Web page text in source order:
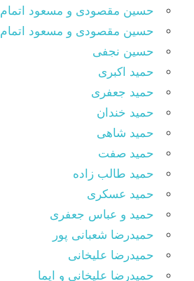
حسین مقصودى و مسعود اتمام
حسین مقصودی و مسعود اتمام
حسین نجفی
حمید اکبری
حمید جعفری
حمید خندان
حمید شاهی
حمید صفت
حمید طالب زاده
حمید عسکری
حمید و عباس جعفری
حمیدرضا شعبانی پور
حمیدرضا علیخانی
حمیدرضا علیخانی و ایما